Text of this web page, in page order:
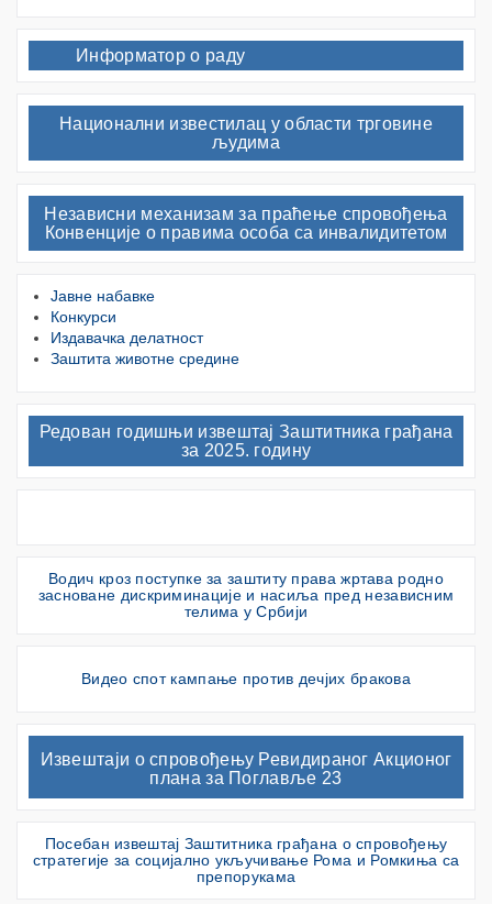
Информатор о раду
Национални известилац у области трговине
људима
Независни механизам за праћење спровођења
Конвенције о правима особа са инвалидитетом
Јавне набавке
Конкурси
Издавачка делатност
Заштита животне средине
Редован годишњи извештај Заштитника грађана
за 2025. годину
Водич кроз поступке за заштиту права жртава родно
засноване дискриминације и насиља пред независним
телима у Србији
Видео спот кампање против дечјих бракова
Извештаји о спровођењу Ревидираног Акционог
плана за Поглавље 23
Посебан извештај Заштитника грађана о спровођењу
стратегије за социјално укључивање Рома и Ромкиња са
препорукама